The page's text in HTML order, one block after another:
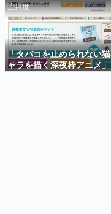
連載・特集
殿堂入り
SNS拡散数
ど。多くの
事をまとめ
ルライク』無料公開。返
敗すると「YOU DIED」
注目度
「タバコを止められない
ャラを描く深夜枠アニメ
聴者の一部から批判意見